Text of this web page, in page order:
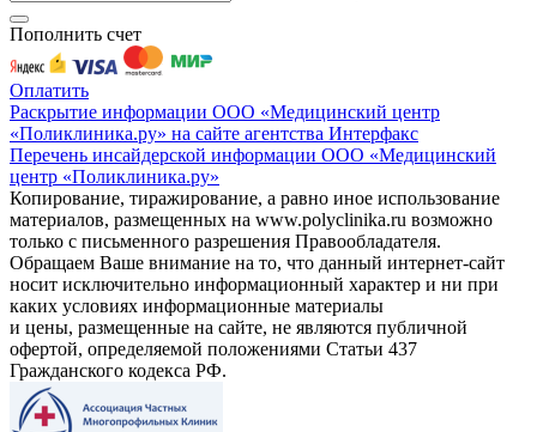
Пополнить счет
Оплатить
Раскрытие информации ООО «Медицинский центр
«Поликлиника.ру» на сайте агентства Интерфакс
Перечень инсайдерской информации ООО «Медицинский
центр «Поликлиника.ру»
Копирование, тиражирование, а равно иное использование
материалов, размещенных на www.polyclinika.ru возможно
только с письменного разрешения Правообладателя.
Обращаем Ваше внимание на то, что данный интернет-сайт
носит исключительно информационный характер и ни при
каких условиях информационные материалы
и цены, размещенные на сайте, не являются публичной
офертой, определяемой положениями Статьи 437
Гражданского кодекса РФ.